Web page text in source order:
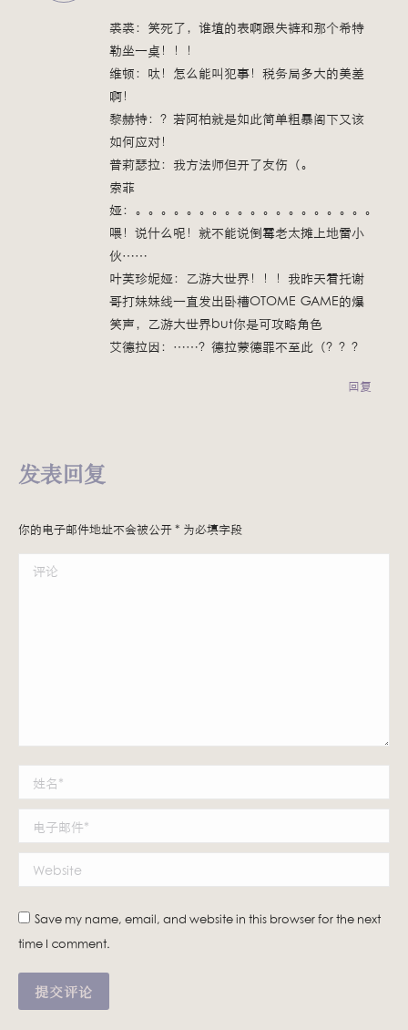
裘裘：笑死了，谁填的表啊跟失裤和那个希特
勒坐一桌！！！
维顿：呔！怎么能叫犯事！税务局多大的美差
啊！
黎赫特：？若阿柏就是如此简单粗暴阁下又该
如何应对！
普莉瑟拉：我方法师但开了友伤（。
索菲
娅：。。。。。。。。。。。。。。。。。。。。。
喂！说什么呢！就不能说倒霉老太摊上地雷小
伙……
叶芙珍妮娅：乙游大世界！！！我昨天看托谢
哥打妹妹线一直发出卧槽OTOME GAME的爆
笑声，乙游大世界but你是可攻略角色
艾德拉因：……？德拉蒙德罪不至此（？？？
回复
发表回复
你的电子邮件地址不会被公开* 为必填字段
评论
姓名 *
电子邮件 *
Website
Save my name, email, and website in this browser for the next
time I comment.
提交评论